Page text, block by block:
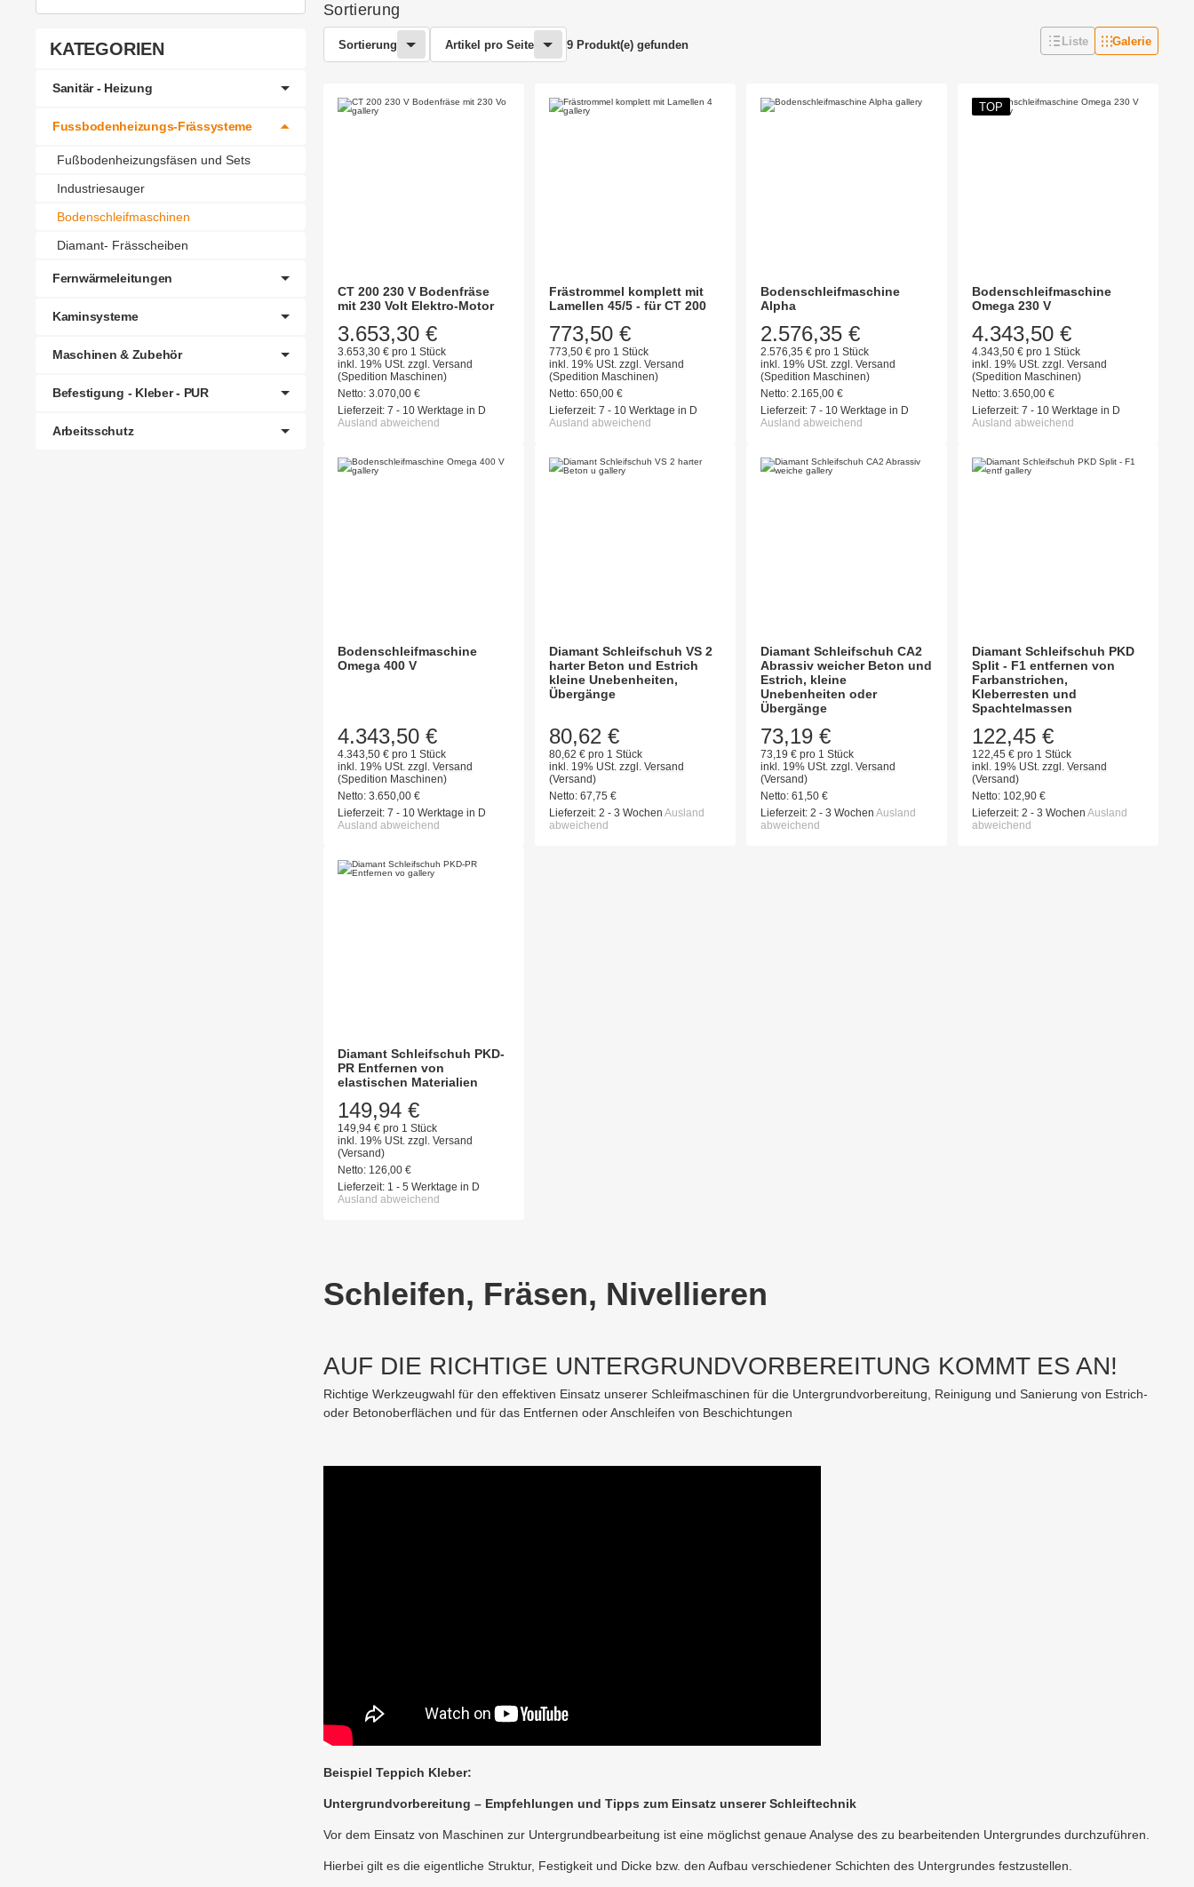
Sortierung
Sortierung Artikel pro Seite 9 Produkt(e) gefunden Liste Galerie
CT 200 230 V Bodenfräse
mit 230 Volt Elektro-Motor
3.653,30 €
3.653,30 € pro 1 Stück
inkl. 19% USt. zzgl. Versand
(Spedition Maschinen)
Netto: 3.070,00 €
Lieferzeit: 7 - 10 Werktage in D
Ausland abweichend
Frästrommel komplett mit
Lamellen 45/5 - für CT 200
773,50 €
773,50 € pro 1 Stück
inkl. 19% USt. zzgl. Versand
(Spedition Maschinen)
Netto: 650,00 €
Lieferzeit: 7 - 10 Werktage in D
Ausland abweichend
Bodenschleifmaschine
Alpha
2.576,35 €
2.576,35 € pro 1 Stück
inkl. 19% USt. zzgl. Versand
(Spedition Maschinen)
Netto: 2.165,00 €
Lieferzeit: 7 - 10 Werktage in D
Ausland abweichend
TOP
Bodenschleifmaschine
Omega 230 V
4.343,50 €
4.343,50 € pro 1 Stück
inkl. 19% USt. zzgl. Versand
(Spedition Maschinen)
Netto: 3.650,00 €
Lieferzeit: 7 - 10 Werktage in D
Ausland abweichend
Bodenschleifmaschine
Omega 400 V
4.343,50 €
4.343,50 € pro 1 Stück
inkl. 19% USt. zzgl. Versand
(Spedition Maschinen)
Netto: 3.650,00 €
Lieferzeit: 7 - 10 Werktage in D
Ausland abweichend
Diamant Schleifschuh VS 2
harter Beton und Estrich
kleine Unebenheiten,
Übergänge
80,62 €
80,62 € pro 1 Stück
inkl. 19% USt. zzgl. Versand
(Versand)
Netto: 67,75 €
Lieferzeit: 2 - 3 Wochen Ausland
abweichend
Diamant Schleifschuh CA2
Abrassiv weicher Beton und
Estrich, kleine
Unebenheiten oder
Übergänge
73,19 €
73,19 € pro 1 Stück
inkl. 19% USt. zzgl. Versand
(Versand)
Netto: 61,50 €
Lieferzeit: 2 - 3 Wochen Ausland
abweichend
Diamant Schleifschuh PKD
Split - F1 entfernen von
Farbanstrichen,
Kleberresten und
Spachtelmassen
122,45 €
122,45 € pro 1 Stück
inkl. 19% USt. zzgl. Versand
(Versand)
Netto: 102,90 €
Lieferzeit: 2 - 3 Wochen Ausland
abweichend
Diamant Schleifschuh PKD-
PR Entfernen von
elastischen Materialien
149,94 €
149,94 € pro 1 Stück
inkl. 19% USt. zzgl. Versand
(Versand)
Netto: 126,00 €
Lieferzeit: 1 - 5 Werktage in D
Ausland abweichend
Schleifen, Fräsen, Nivellieren
AUF DIE RICHTIGE UNTERGRUNDVORBEREITUNG KOMMT ES AN!
Richtige Werkzeugwahl für den effektiven Einsatz unserer Schleifmaschinen für die Untergrundvorbereitung, Reinigung und Sanierung von Estrich-
oder Betonoberflächen und für das Entfernen oder Anschleifen von Beschichtungen
Beispiel Teppich Kleber:
Untergrundvorbereitung – Empfehlungen und Tipps zum Einsatz unserer Schleiftechnik
Vor dem Einsatz von Maschinen zur Untergrundbearbeitung ist eine möglichst genaue Analyse des zu bearbeitenden Untergrundes durchzuführen.
Hierbei gilt es die eigentliche Struktur, Festigkeit und Dicke bzw. den Aufbau verschiedener Schichten des Untergrundes festzustellen.
KATEGORIEN
Sanitär - Heizung
Fussbodenheizungs-Frässysteme
Fußbodenheizungsfäsen und Sets
Industriesauger
Bodenschleifmaschinen
Diamant- Frässcheiben
Fernwärmeleitungen
Kaminsysteme
Maschinen & Zubehör
Befestigung - Kleber - PUR
Arbeitsschutz